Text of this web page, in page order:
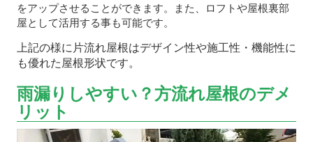
をアップさせることができます。また、ロフトや屋根裏部
屋として活用する事も可能です。
上記の様に片流れ屋根はデザイン性や施工性・機能性に
も優れた屋根形状です。
雨漏りしやすい？方流れ屋根のデメ
リット